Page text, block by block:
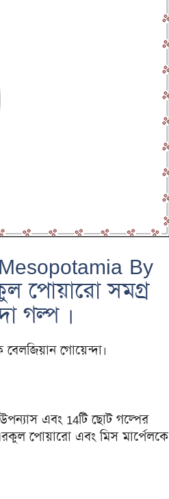
By
পোয়ারো সমগ্র
গল্প ।
গোয়েন্দা।
এবং 14টি ছোট গল্পের
পোয়ারো এবং মিস মার্পেলকে